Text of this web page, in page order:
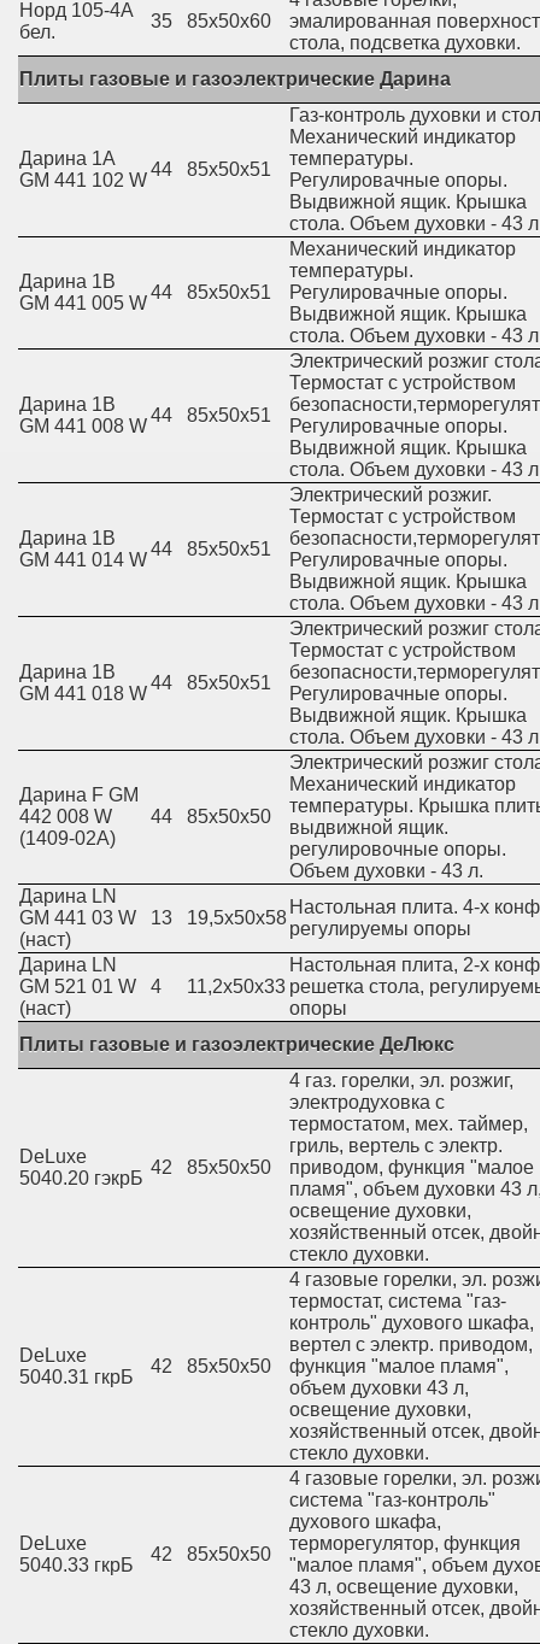
Норд 105-4А
бел.
35 85х50х60
эмалированная
стола, подсветка духовки.
Плиты газовые и газоэлектрические Дарина
Дарина 1A
GM 441 102 W
44 85х50х51
Газ-контроль духовки и
Механический индикатор
температуры.
Регулировачные опоры.
Выдвижной ящик. Крышка
стола. Объем духовки - 43
Дарина 1B
GM 441 005 W
44 85х50х51
Механический индикатор
температуры.
Регулировачные опоры.
Выдвижной ящик. Крышка
стола. Объем духовки - 43
Дарина 1B
GM 441 008 W
44 85х50х51
Электрический розжиг
Термостат с устройством
Регулировачные опоры.
Выдвижной ящик. Крышка
стола. Объем духовки - 43
Дарина 1B
GM 441 014 W
44 85х50х51
Электрический розжиг.
Термостат с устройством
Регулировачные опоры.
Выдвижной ящик. Крышка
стола. Объем духовки - 43
Дарина 1B
GM 441 018 W
44 85х50х51
Электрический розжиг
Термостат с устройством
Регулировачные опоры.
Выдвижной ящик. Крышка
стола. Объем духовки - 43
Дарина F GM
442 008 W
(1409-02А)
44 85х50х50
Электрический розжиг
Механический индикатор
температуры. Крышка
выдвижной ящик.
регулировочные опоры.
Объем духовки - 43 л.
Дарина LN
GM 441 03 W
(наст)
13 19,5х50х58
Настольная плита. 4-х
регулируемы опоры
Дарина LN
GM 521 01 W
(наст)
4 11,2х50х33
Настольная плита, 2-х
решетка стола,
опоры
Плиты газовые и газоэлектрические ДеЛюкс
DeLuxe
5040.20 гэкрБ
42 85х50х50
4 газ. горелки, эл. розжиг,
электродуховка с
термостатом, мех. таймер,
гриль, вертель с электр.
приводом, функция "малое
пламя", объем духовки 43
освещение духовки,
хозяйственный отсек,
стекло духовки.
DeLuxe
5040.31 гкрБ
42 85х50х50
4 газовые горелки, эл.
термостат, система "газ-
контроль" духового шкафа,
вертел с электр. приводом,
функция "малое пламя",
объем духовки 43 л,
освещение духовки,
хозяйственный отсек,
стекло духовки.
DeLuxe
5040.33 гкрБ
42 85х50х50
4 газовые горелки, эл.
система "газ-контроль"
духового шкафа,
терморегулятор, функция
"малое пламя", объем
43 л, освещение духовки,
хозяйственный отсек,
стекло духовки.